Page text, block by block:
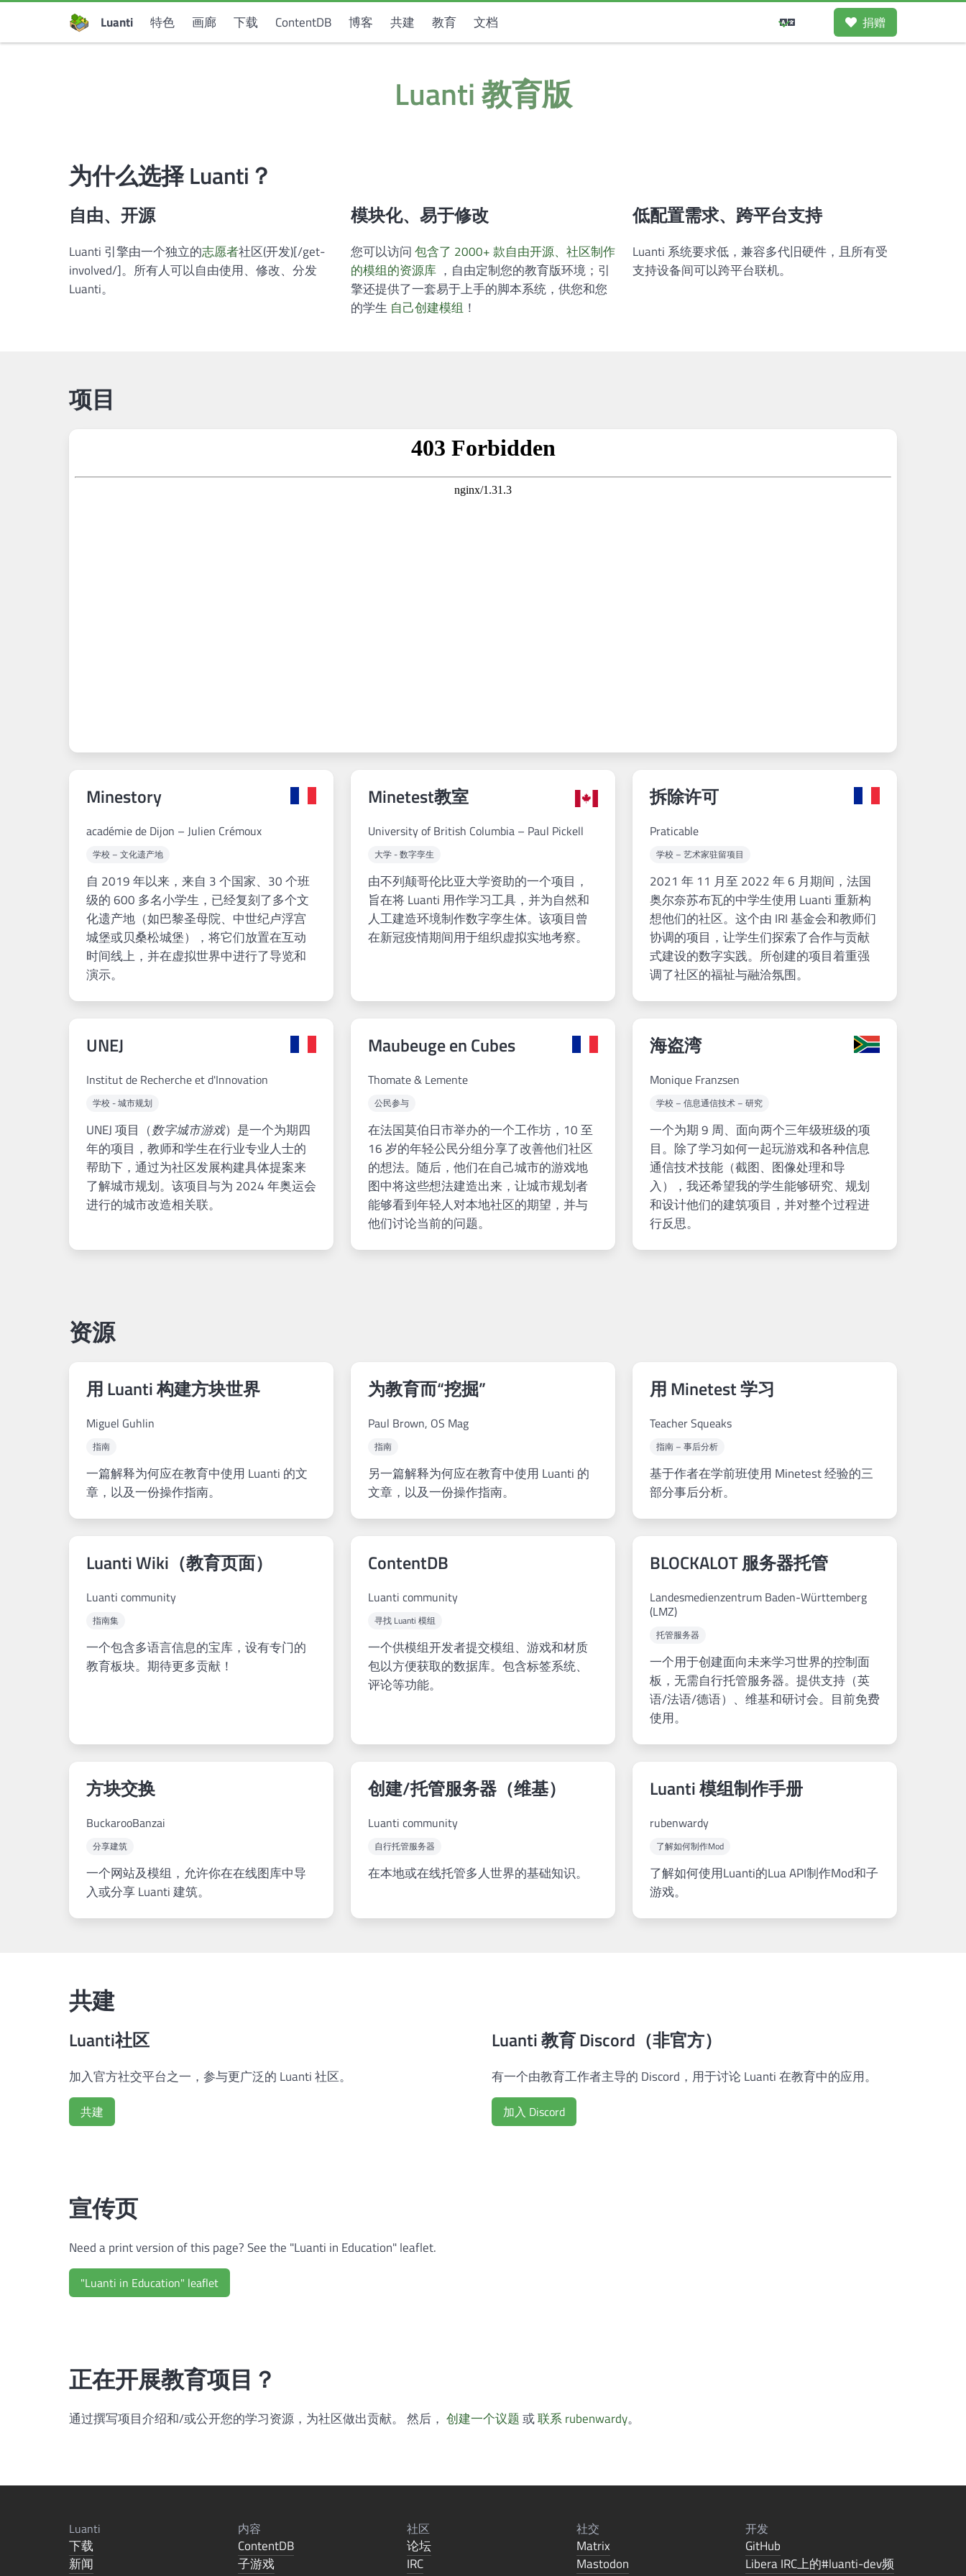
Luanti 特色 画廊 下载 ContentDB 博客 共建 教育 文档 捐赠
Luanti 教育版
为什么选择 Luanti？
自由、开源
Luanti 引擎由一个独立的志愿者社区(开发)[/get-
involved/]。所有人可以自由使用、修改、分发
Luanti。
模块化、易于修改
您可以访问包含了 2000+ 款自由开源、社区制作
的模组的资源库，自由定制您的教育版环境；引
擎还提供了一套易于上手的脚本系统，供您和您
的学生 自己创建模组！
低配置需求、跨平台支持
Luanti 系统要求低，兼容多代旧硬件，且所有受
支持设备间可以跨平台联机。
项目
Minestory
académie de Dijon – Julien Crémoux
学校 – 文化遗产地
自 2019 年以来，来自 3 个国家、30 个班
级的 600 多名小学生，已经复刻了多个文
化遗产地（如巴黎圣母院、中世纪卢浮宫
城堡或贝桑松城堡），将它们放置在互动
时间线上，并在虚拟世界中进行了导览和
演示。
Minetest教室
University of British Columbia – Paul Pickell
大学 - 数字孪生
由不列颠哥伦比亚大学资助的一个项目，
旨在将 Luanti 用作学习工具，并为自然和
人工建造环境制作数字孪生体。该项目曾
在新冠疫情期间用于组织虚拟实地考察。
拆除许可
Praticable
学校 – 艺术家驻留项目
2021 年 11 月至 2022 年 6 月期间，法国
奥尔奈苏布瓦的中学生使用 Luanti 重新构
想他们的社区。这个由 IRI 基金会和教师们
协调的项目，让学生们探索了合作与贡献
式建设的数字实践。所创建的项目着重强
调了社区的福祉与融洽氛围。
UNEJ
Institut de Recherche et d'Innovation
学校 - 城市规划
UNEJ 项目（数字城市游戏）是一个为期四
年的项目，教师和学生在行业专业人士的
帮助下，通过为社区发展构建具体提案来
了解城市规划。该项目与为 2024 年奥运会
进行的城市改造相关联。
Maubeuge en Cubes
Thomate & Lemente
公民参与
在法国莫伯日市举办的一个工作坊，10 至
16 岁的年轻公民分组分享了改善他们社区
的想法。随后，他们在自己城市的游戏地
图中将这些想法建造出来，让城市规划者
能够看到年轻人对本地社区的期望，并与
他们讨论当前的问题。
海盗湾
Monique Franzsen
学校 – 信息通信技术 – 研究
一个为期 9 周、面向两个三年级班级的项
目。除了学习如何一起玩游戏和各种信息
通信技术技能（截图、图像处理和导
入），我还希望我的学生能够研究、规划
和设计他们的建筑项目，并对整个过程进
行反思。
资源
用 Luanti 构建方块世界
Miguel Guhlin
指南
一篇解释为何应在教育中使用 Luanti 的文
章，以及一份操作指南。
为教育而“挖掘”
Paul Brown, OS Mag
指南
另一篇解释为何应在教育中使用 Luanti 的
文章，以及一份操作指南。
用 Minetest 学习
Teacher Squeaks
指南 – 事后分析
基于作者在学前班使用 Minetest 经验的三
部分事后分析。
Luanti Wiki（教育页面）
Luanti community
指南集
一个包含多语言信息的宝库，设有专门的
教育板块。期待更多贡献！
ContentDB
Luanti community
寻找 Luanti 模组
一个供模组开发者提交模组、游戏和材质
包以方便获取的数据库。包含标签系统、
评论等功能。
BLOCKALOT 服务器托管
Landesmedienzentrum Baden-Württemberg
(LMZ)
托管服务器
一个用于创建面向未来学习世界的控制面
板，无需自行托管服务器。提供支持（英
语/法语/德语）、维基和研讨会。目前免费
使用。
方块交换
BuckarooBanzai
分享建筑
一个网站及模组，允许你在在线图库中导
入或分享 Luanti 建筑。
创建/托管服务器（维基）
Luanti community
自行托管服务器
在本地或在线托管多人世界的基础知识。
Luanti 模组制作手册
rubenwardy
了解如何制作Mod
了解如何使用Luanti的Lua API制作Mod和子
游戏。
共建
Luanti社区
加入官方社交平台之一，参与更广泛的 Luanti 社区。
共建
Luanti 教育 Discord（非官方）
有一个由教育工作者主导的 Discord，用于讨论 Luanti 在教育中的应用。
加入 Discord
宣传页
Need a print version of this page? See the "Luanti in Education" leaflet.
"Luanti in Education" leaflet
正在开展教育项目？
通过撰写项目介绍和/或公开您的学习资源，为社区做出贡献。 然后， 创建一个议题或联系 rubenwardy。
Luanti
下载
新闻
内容
ContentDB
子游戏
社区
论坛
IRC
社交
Matrix
Mastodon
开发
GitHub
Libera IRC上的#luanti-dev频